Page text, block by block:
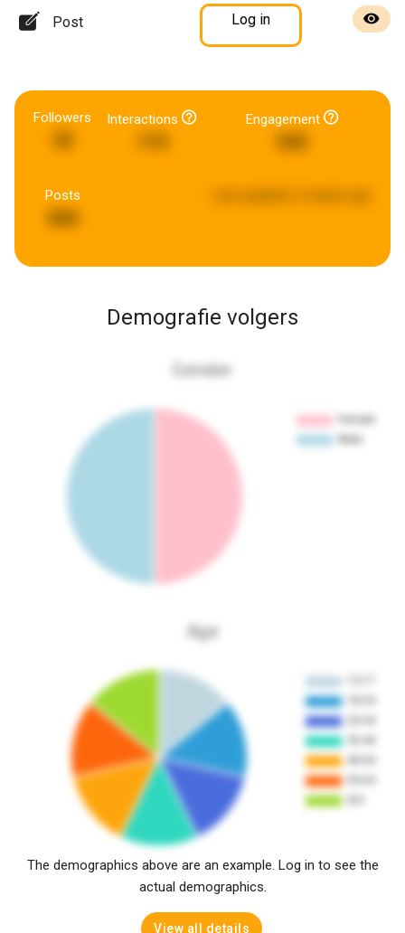
Post Log in
Followers Interactions Engagement
Posts
666
Demografie volgers
Gender
Age
The demographics above are an example. Log in to see the
actual demographics.
View all details